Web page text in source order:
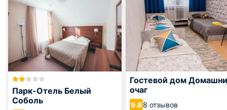
Парк-Отель Белый
Соболь
Гостевой дом
очаг
9.88 отзывов